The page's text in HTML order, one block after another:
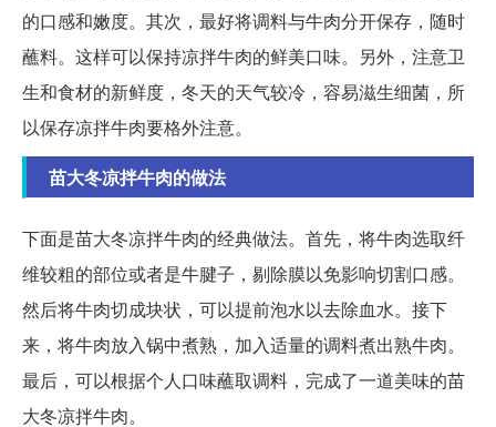
的口感和嫩度。其次，最好将调料与牛肉分开保存，随时
蘸料。这样可以保持凉拌牛肉的鲜美口味。另外，注意卫
生和食材的新鲜度，冬天的天气较冷，容易滋生细菌，所
以保存凉拌牛肉要格外注意。
苗大冬凉拌牛肉的做法
下面是苗大冬凉拌牛肉的经典做法。首先，将牛肉选取纤
维较粗的部位或者是牛腱子，剔除膜以免影响切割口感。
然后将牛肉切成块状，可以提前泡水以去除血水。接下
来，将牛肉放入锅中煮熟，加入适量的调料煮出熟牛肉。
最后，可以根据个人口味蘸取调料，完成了一道美味的苗
大冬凉拌牛肉。